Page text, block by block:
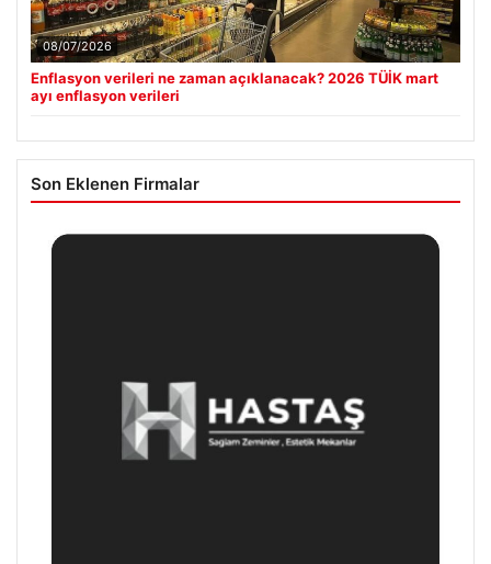
08/07/2026
Enflasyon verileri ne zaman açıklanacak? 2026 TÜİK mart
ayı enflasyon verileri
Son Eklenen Firmalar